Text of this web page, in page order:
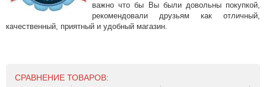
важно что бы Вы были довольны покупкой,
рекомендовали друзьям как отличный,
качественный, приятный и удобный магазин.
СРАВНЕНИЕ ТОВАРОВ: